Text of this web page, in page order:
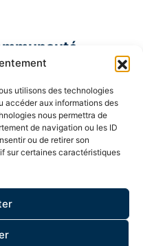
utilisons des technologies
accéder aux informations des
nous permettra de
de navigation ou les ID
ou de retirer son
sur certaines caractéristiques